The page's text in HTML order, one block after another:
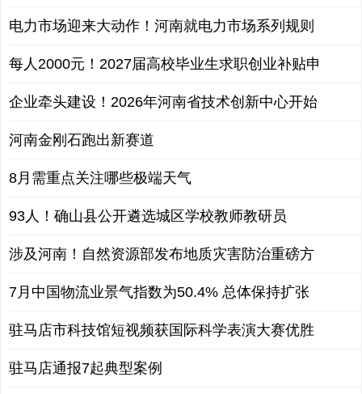
电力市场迎来大动作！河南就电力市场系列规则
每人2000元！2027届高校毕业生求职创业补贴申
企业牵头建设！2026年河南省技术创新中心开始
河南金刚石跑出新赛道
8月需重点关注哪些极端天气
93人！确山县公开遴选城区学校教师教研员
涉及河南！自然资源部发布地质灾害防治重磅方
7月中国物流业景气指数为50.4% 总体保持扩张
驻马店市科技馆短视频获国际科学表演大赛优胜
驻马店通报7起典型案例